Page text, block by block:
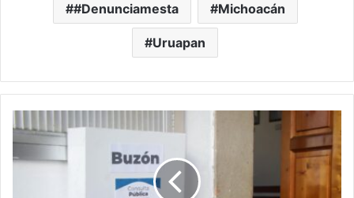
#Denunciamesta Michoacán
Uruapan
Ayto
Instala